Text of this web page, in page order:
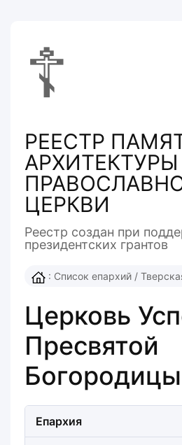
☦
РЕЕСТР
ЦЕРКВИ
Реестр создан при
президентcких грантов
: Список епархий /
Церковь
Пресвятой
Богородицы
Епархия